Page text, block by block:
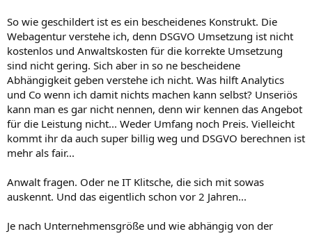
So wie geschildert ist es ein bescheidenes Konstrukt. Die
Webagentur verstehe ich, denn DSGVO Umsetzung ist nicht
kostenlos und Anwaltskosten für die korrekte Umsetzung
sind nicht gering. Sich aber in so ne bescheidene
Abhängigkeit geben verstehe ich nicht. Was hilft Analytics
und Co wenn ich damit nichts machen kann selbst? Unseriös
kann man es gar nicht nennen, denn wir kennen das Angebot
für die Leistung nicht... Weder Umfang noch Preis. Vielleicht
kommt ihr da auch super billig weg und DSGVO berechnen ist
mehr als fair...
Anwalt fragen. Oder ne IT Klitsche, die sich mit sowas
auskennt. Und das eigentlich schon vor 2 Jahren...
Je nach Unternehmensgröße und wie abhängig von der